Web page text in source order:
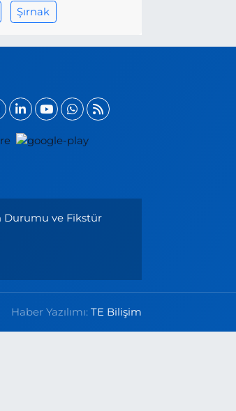
Şırnak
Durumu ve Fikstür
Haber Yazılımı:TE Bilişim